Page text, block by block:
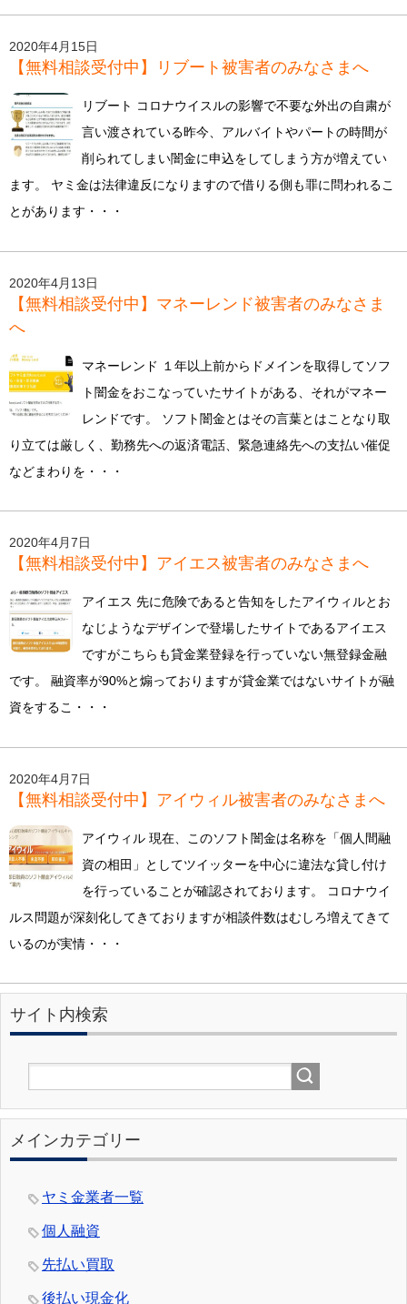
2020年4月15日
【無料相談受付中】リブート被害者のみなさまへ
リブート コロナウイスルの影響で不要な外出の自粛が
言い渡されている昨今、アルバイトやパートの時間が
削られてしまい闇金に申込をしてしまう方が増えてい
ます。 ヤミ金は法律違反になりますので借りる側も罪に問われるこ
とがあります・・・
2020年4月13日
【無料相談受付中】マネーレンド被害者のみなさま
へ
マネーレンド １年以上前からドメインを取得してソフ
ト闇金をおこなっていたサイトがある、それがマネー
レンドです。 ソフト闇金とはその言葉とはことなり取
り立ては厳しく、勤務先への返済電話、緊急連絡先への支払い催促
などまわりを・・・
2020年4月7日
【無料相談受付中】アイエス被害者のみなさまへ
アイエス 先に危険であると告知をしたアイウィルとお
なじようなデザインで登場したサイトであるアイエス
ですがこちらも貸金業登録を行っていない無登録金融
です。 融資率が90%と煽っておりますが貸金業ではないサイトが融
資をするこ・・・
2020年4月7日
【無料相談受付中】アイウィル被害者のみなさまへ
アイウィル 現在、このソフト闇金は名称を「個人間融
資の相田」としてツイッターを中心に違法な貸し付け
を行っていることが確認されております。 コロナウイ
ルス問題が深刻化してきておりますが相談件数はむしろ増えてきて
いるのが実情・・・
サイト内検索
メインカテゴリー
ヤミ金業者一覧
個人融資
先払い買取
後払い現金化